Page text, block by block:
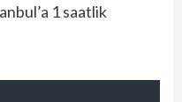
1 saatlik